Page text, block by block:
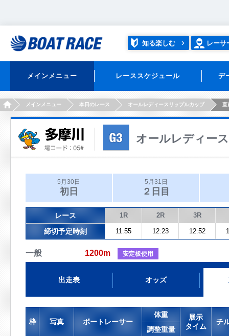
知る楽しむ レーサ
メインメニュー レーススケジュール デ
HOMEメインメニュー 本日のレース オールレディースリップルカップ 直
オールレディー
5月30日
初日
5月31日
２日目
レース 1R 2R 3R
締切予定時刻 11:55 12:23 12:52
一般 1200m 安定板使用
出走表 オッズ
枠 写真 ボートレーサー
体重
展示
タイム
チ
調整重量